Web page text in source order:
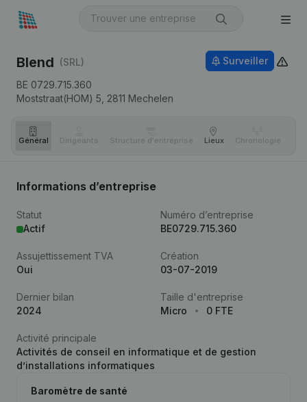
Blend (SRL)
BE 0729.715.360
Moststraat(HOM) 5, 2811 Mechelen
Surveiller
Général Dirigeants Structure d'entreprise Lieux Chronologie
Informations d’entreprise
Statut
Actif
Numéro d’entreprise
BE0729.715.360
Assujettissement TVA
Oui
Création
03-07-2019
Dernier bilan
2024
Taille d'entreprise
Micro
0 FTE
Activité principale
Activités de conseil en informatique et de gestion
d’installations informatiques
Baromètre de santé